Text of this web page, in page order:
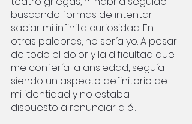
buscando formas de intentar
saciar mi infinita curiosidad. En
otras palabras, no sería yo. A pesar
de todo el dolor y la dificultad que
me confería la ansiedad, seguía
siendo un aspecto definitorio de
mi identidad y no estaba
dispuesto a renunciar a él.